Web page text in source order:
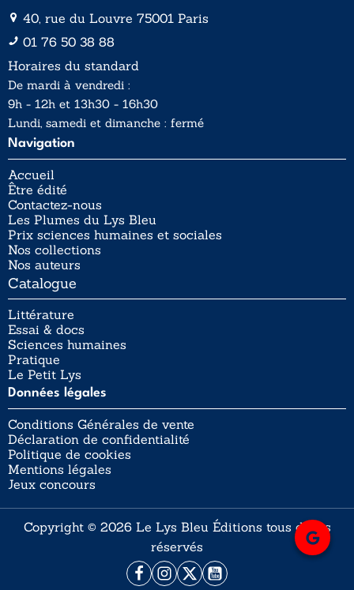
40, rue du Louvre 75001 Paris
01 76 50 38 88
Horaires du standard
De mardi à vendredi :
9h - 12h et 13h30 - 16h30
Lundi, samedi et dimanche : fermé
Navigation
Accueil
Être édité
Contactez-nous
Les Plumes du Lys Bleu
Prix sciences humaines et sociales
Nos collections
Nos auteurs
Catalogue
Littérature
Essai & docs
Sciences humaines
Pratique
Le Petit Lys
Données légales
Conditions Générales de vente
Déclaration de confidentialité
Politique de cookies
Mentions légales
Jeux concours
Copyright © 2026 Le Lys Bleu Éditions tous droits
réservés